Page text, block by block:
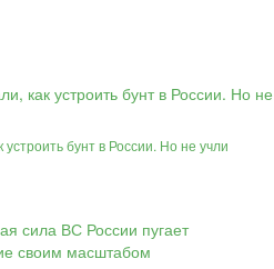
бунт в России. Но не учли